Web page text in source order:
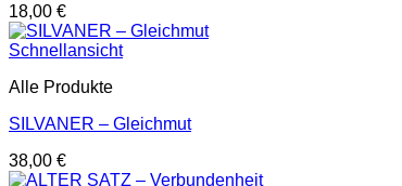
18,00 €
Schnellansicht
Alle Produkte
SILVANER – Gleichmut
38,00 €